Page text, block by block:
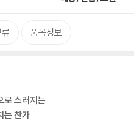
품목정보
로 스러지는
는 찬가